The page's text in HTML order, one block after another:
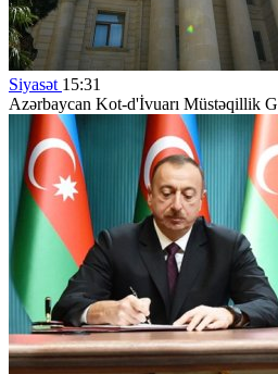
Siyasət 15:31
Azərbaycan Kot-d'İvuarı Müstəqillik